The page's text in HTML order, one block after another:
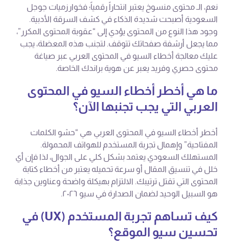
نعم، الـ محتوى منسوخ يعتبر انتحاراً رقمياً؛ فخوارزميات جوجل
السعودية أصبحت شديدة الذكاء في كشف السرقة الأدبية.
وجود هذا النوع من المحتوى يؤدي إلى “عقوبة المحتوى المكرر”،
مما يجعل أرشفة صفحاتك تتوقف. لتجنب هذه المعضلة، يجب
عليك معالجة أخطاء السيو في المحتوى العربي عبر صياغة
محتوى حصري وفريد يعبر عن هوية براندك الخاصة.
ما هي أخطر أخطاء السيو في المحتوى
العربي التي يجب تجنبها الآن؟
أخطر أخطاء السيو في المحتوى العربي هي “حشو الكلمات
المفتاحية” وإهمال تجربة المستخدم للهواتف المحمولة.
المستهلك السعودي يعتمد بشكل كلي على الجوال، لذا فإن أي
خلل في تنسيق المقال أو سرعة تحميله يعتبر من أخطاء كتابة
المحتوى التي تقتل ترتيبك. الالتزام بهيكلة واضحة وعناوين جذابة
هو السبيل الوحيد لضمان الصدارة في سيو ٢٠٢٦.
كيف تساهم تجربة المستخدم (UX) في
تحسين سيو الموقع؟